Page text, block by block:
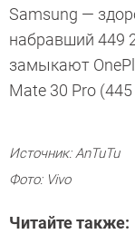
Samsung —
набравший 449
замыкают
Mate 30 Pro
Источник: AnTuTu
Фото: Vivo
Читайте также: